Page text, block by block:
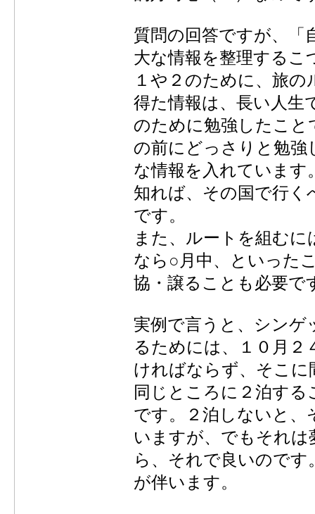
質問の回答ですが、「
大な情報を整理するこ
１や２のために、旅
得た情報は、長い人生
のために勉強したこと
の前にどっさりと勉強
な情報を入れています
知れば、その国で行く
です。
また、ルートを組む
なら○月中、といった
協・譲ることも必要で
実例で言うと、シンゲ
るためには、１０月
ければならず、そこ
同じところに２泊す
です。２泊しないと、
いますが、でもそれ
ら、それで良いので
が伴います。